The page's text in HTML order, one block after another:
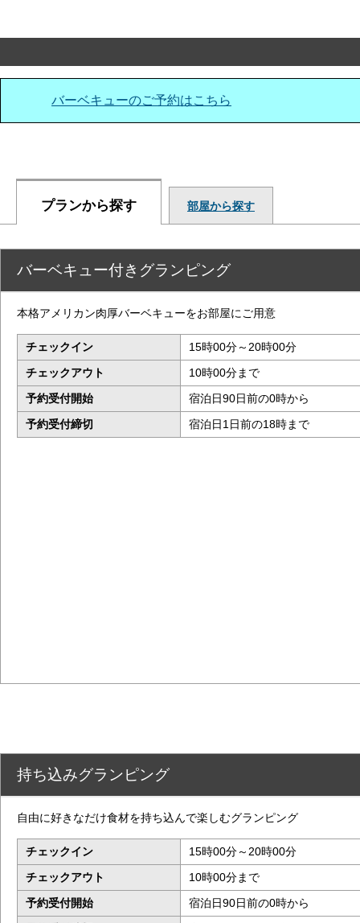
バーベキューのご予約はこちら
プランから探す 部屋から探す
バーベキュー付きグランピング
本格アメリカン肉厚バーベキューをお部屋にご用意
チェックイン
15時00分～20時00分
チェックアウト
10時00分まで
予約受付開始
宿泊日90日前の0時から
予約受付締切
宿泊日1日前の18時まで
持ち込みグランピング
自由に好きなだけ食材を持ち込んで楽しむグランピング
チェックイン
15時00分～20時00分
チェックアウト
10時00分まで
予約受付開始
宿泊日90日前の0時から